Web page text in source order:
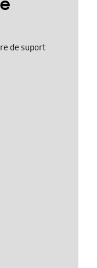
de suport